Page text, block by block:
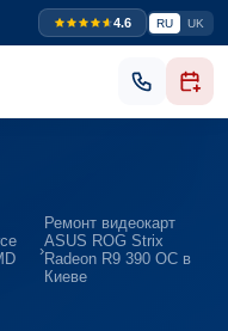
4.6 RU UK
›
Ремонт видеокарт
ASUS ROG Strix
Radeon R9 390 OC в
Киеве